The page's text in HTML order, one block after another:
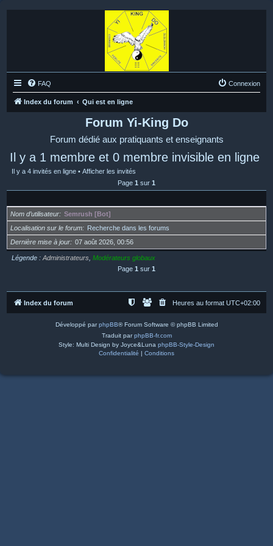
FAQ Connexion
Index du forum Qui est en ligne
Forum Yi-King Do
Forum dédié aux pratiquants et enseignants
Il y a 1 membre et 0 membre invisible en ligne
Il y a 4 invités en ligne • Afficher les invités
Page 1 sur 1
Nom d’utilisateur
Semrush [Bot]
Localisation sur le forum
Recherche dans les forums
Dernière mise à jour
07 août 2026, 00:56
Légende : Administrateurs Modérateurs globaux
Page 1 sur 1
Index du forum Heures au format UTC+02:00
Développé parphpBB® Forum Software © phpBB Limited
Traduit parphpBB-fr.com
Style: Multi Design by Joyce&Luna phpBB-Style-Design
Confidentialité | Conditions